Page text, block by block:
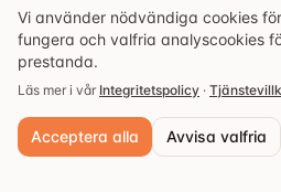
Vi använder nödvändiga cookies
fungera och valfria analyscookies
prestanda.
Läs mer i vår Integritetspolicy ·
Acceptera alla Avvisa valfria